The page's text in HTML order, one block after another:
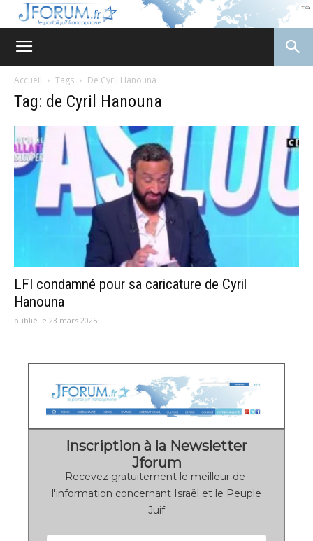
Accueil Tags De Cyril Hanouna
Tag: de Cyril Hanouna
LFI condamné pour sa caricature de Cyril
Hanouna
publié le 23 mars 2025
Inscription à la Newsletter
Jforum
Recevez gratuitement le meilleur de
l'information concernant Israël et le Peuple
Juif